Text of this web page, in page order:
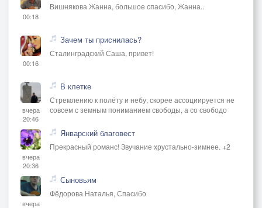
00:18
Вишнякова Жанна, большое спасибо, Жанна..
00:16
Зачем ты приснилась?
Сталинградский Саша, привет!
вчера
20:46
В клетке
Стремлению к полёту и небу, скорее ассоциируется не
совсем с земным пониманием свободы, а со свободо
вчера
20:36
Январский благовест
Прекрасный романс! Звучание хрустально-зимнее. +2
вчера
Сыновьям
Фёдорова Наталья, Спасибо